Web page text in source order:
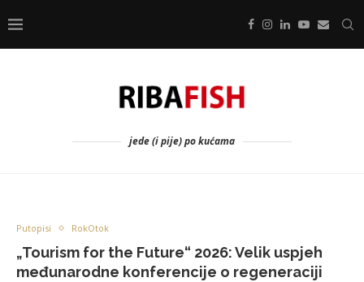
jede (i pije) po kućama
Putopisi RokOtok
„Tourism for the Future“ 2026: Velik uspjeh
međunarodne konferencije o regeneraciji